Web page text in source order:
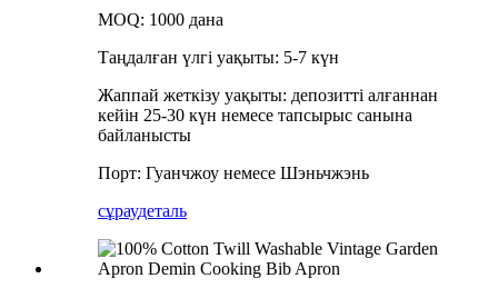
MOQ: 1000 дана
Таңдалған үлгі уақыты: 5-7 күн
Жаппай жеткізу уақыты: депозитті алғаннан
кейін 25-30 күн немесе тапсырыс санына
байланысты
Порт: Гуанчжоу немесе Шэньчжэнь
сұраудеталь